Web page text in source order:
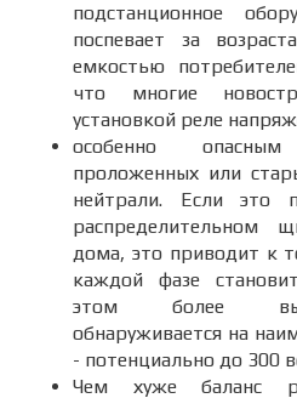
подстанционное
поспевает за
емкостью
что многие
установкой реле
особенно
проложенных или
нейтрали. Если это
распределительном
дома, это приводит к
каждой фазе
этом более
обнаруживается на
- потенциально до 300
Чем хуже баланс